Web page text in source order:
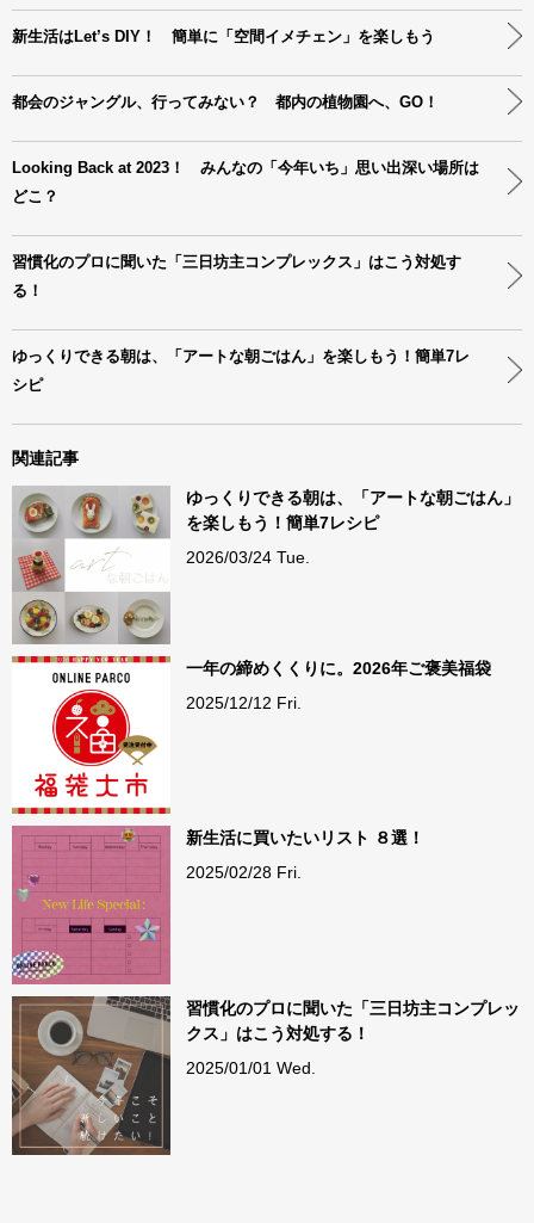
新生活はLet’s DIY！ 簡単に「空間イメチェン」を楽しもう
都会のジャングル、行ってみない？ 都内の植物園へ、GO！
Looking Back at 2023！ みんなの「今年いち」思い出深い場所は
どこ？
習慣化のプロに聞いた「三日坊主コンプレックス」はこう対処す
る！
ゆっくりできる朝は、「アートな朝ごはん」を楽しもう！簡単7レ
シピ
関連記事
ゆっくりできる朝は、「アートな朝ごはん」
を楽しもう！簡単7レシピ
2026/03/24 Tue.
一年の締めくくりに。2026年ご褒美福袋
2025/12/12 Fri.
新生活に買いたいリスト ８選！
2025/02/28 Fri.
習慣化のプロに聞いた「三日坊主コンプレッ
クス」はこう対処する！
2025/01/01 Wed.